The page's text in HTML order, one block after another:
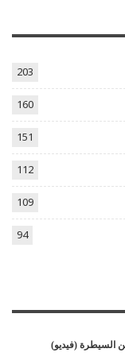
203
160
151
112
109
94
السيطرة (فيديو)